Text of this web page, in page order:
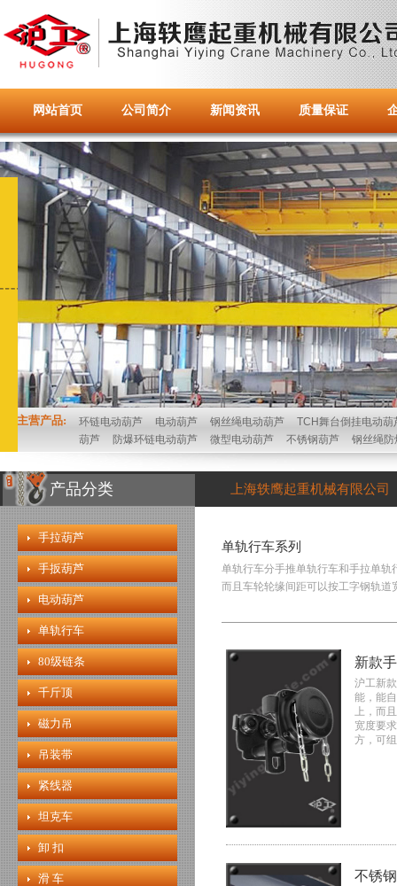
网站首页 公司简介 新闻资讯 质量保证
主营产品: 环链电动葫芦 电动葫芦 钢丝绳电动葫芦
TCH舞台倒挂电动葫
葫芦
防爆环链电动葫芦 微型电动葫芦 不锈钢葫芦 钢丝绳防
产品分类
手拉葫芦
手扳葫芦
电动葫芦
单轨行车
80级链条
千斤顶
磁力吊
吊装带
紧线器
坦克车
卸 扣
滑 车
上海轶鹰起重机械有限公司
单轨行车系列
单轨行车分手推单轨行车和手拉单
而且车轮轮缘间距可以按工字钢轨
新款
沪工新
能，能
上，而
宽度要
方，可
不锈